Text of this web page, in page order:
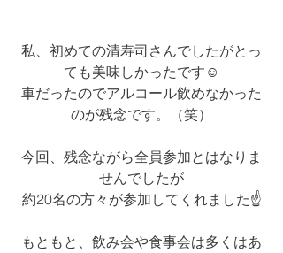
私、初めての清寿司さんでしたがとっ
ても美味しかったです☺
車だったのでアルコール飲めなかった
のが残念です。（笑）
今回、残念ながら全員参加とはなりま
せんでしたが
約20名の方々が参加してくれました☝
もともと、飲み会や食事会は多くはあ